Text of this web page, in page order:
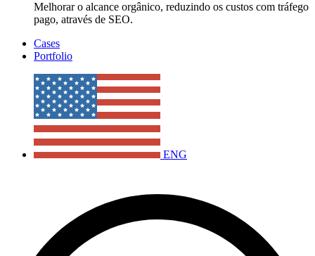
Melhorar o alcance orgânico, reduzindo os custos com tráfego
pago, através de SEO.
Cases
Portfolio
ENG